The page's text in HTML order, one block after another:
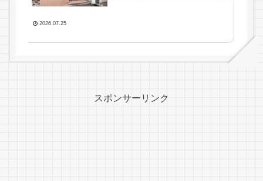
2026.07.25
スポンサーリンク